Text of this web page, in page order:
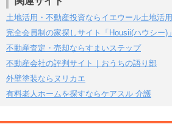
土地活用・不動産投資ならイエウール土地活用
完全会員制の家探しサイト「Housii(ハウシー)」
不動産査定・売却ならすまいステップ
不動産会社の評判サイト｜おうちの語り部
外壁塗装ならヌリカエ
有料老人ホームを探すならケアスル 介護